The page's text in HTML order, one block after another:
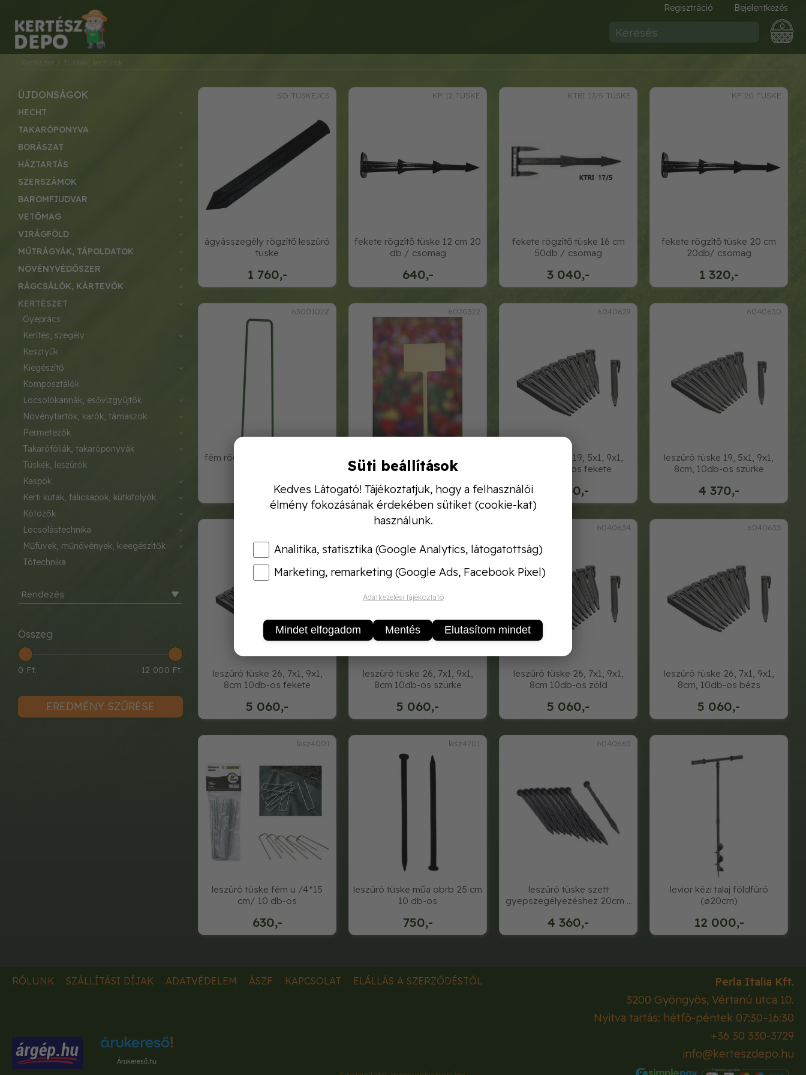
Regisztráció Bejelentkezés
0
Kertészet / Tüskék, leszúrók
SG TÜSKE/CS
1 760,-
ágyásszegély rögzítő leszúró
tüske
KP 12 TÜSKE
640,-
fekete rögzítő tüske 12 cm 20
db / csomag
KTRI 17/5 TÜSKE
3 040,-
fekete rögzítő tüske 16 cm
50db / csomag
KP 20 TÜSKE
1 320,-
fekete rögzítő tüske 20 cm
20db/ csomag
6300102Z
1 430,-
fém rögzítő tüske, zöld színű,
6020322
1 000,-
jeltábla 5x9cm, halvány sárga
6040629
3 660,-
leszúró tüske 19, 5x1, 9x1,
8cm 10db-os fekete
6040630
4 370,-
leszúró tüske 19, 5x1, 9x1,
8cm, 10db-os szürke
5 060,-
leszúró tüske 26, 7x1, 9x1,
8cm 10db-os fekete
5 060,-
leszúró tüske 26, 7x1, 9x1,
8cm 10db-os szürke
6040634
5 060,-
leszúró tüske 26, 7x1, 9x1,
8cm 10db-os zöld
6040635
5 060,-
leszúró tüske 26, 7x1, 9x1,
8cm, 10db-os bézs
lesz4001
630,-
leszúró tüske fém u /4*15
cm/ 10 db-os
lesz4701
750,-
leszúró tüske műa obrb 25 cm
10 db-os
6040663
4 360,-
leszúró tüske szett
gyepszegélyezéshez 20cm x
12 000,-
levior kézi talaj földfúró
(ø20cm)
ÚJDONSÁGOK
HECHT
TAKARÓPONYVA
BORÁSZAT
HÁZTARTÁS
SZERSZÁMOK
BAROMFIUDVAR
VETŐMAG
VIRÁGFÖLD
MŰTRÁGYÁK, TÁPOLDATOK
NÖVÉNYVÉDŐSZER
RÁGCSÁLÓK, KÁRTEVŐK
KERTÉSZET
gyeprács
kerítés, szegély
kesztyűk
kiegészítő
komposztálók
locsolókannák, esővízgyűjtők
növénytartók, karók, támaszok
permetezők
takarófóliák, takaróponyvák
tüskék, leszúrók
kaspók
kerti kutak, falicsapok, kútkifolyók
kötözők
locsolástechnika
műfüvek, műnövények, kieegészítők
tótechnika
Rendezés
Összeg
0 Ft. 12 000 Ft.
EREDMÉNY SZŰRÉSE
RÓLUNK SZÁLLÍTÁSI DÍJAK ADATVÉDELEM ÁSZF KAPCSOLAT ELÁLLÁS A SZERZŐDÉSTŐL
Perla Italia Kft.
3200 Gyöngyös, Vértanú utca 10.
Nyitva tartás: hétfő-péntek 07:30–16:30
+36 30 330-3729
info@kerteszdepo.hu
Árukereső.hu
Süti beállítások
Kedves Látogató! Tájékoztatjuk, hogy a felhasználói
élmény fokozásának érdekében sütiket (cookie-kat)
használunk.
Analitika, statisztika (Google Analytics, látogatottság)
Marketing, remarketing (Google Ads, Facebook Pixel)
Adatkezelési tájékoztató
Mindet elfogadom Mentés Elutasítom mindet